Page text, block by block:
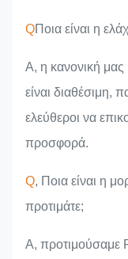
QΠοια είναι η
Α, η κανονική μας
είναι διαθέσιμη,
ελεύθεροι να
προσφορά.
Q, Ποια είναι η
προτιμάτε;
Α, προτιμούσαμε